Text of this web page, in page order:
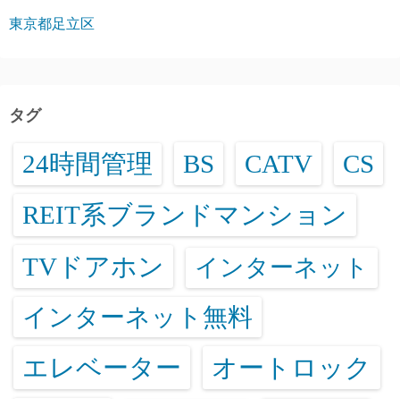
東京都足立区
タグ
24時間管理 BS CATV CS
REIT系ブランドマンション
TVドアホン インターネット
インターネット無料
エレベーター オートロック